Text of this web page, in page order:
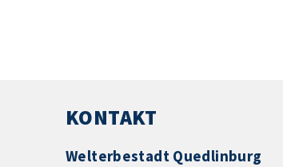
KONTAKT
Welterbestadt Quedlinburg